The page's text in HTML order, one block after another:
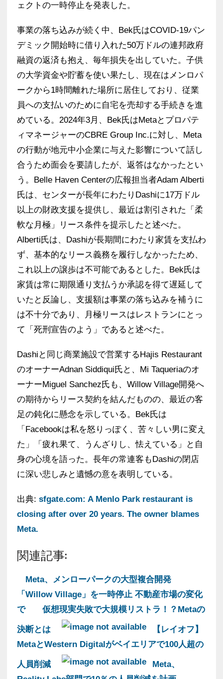
ェクトの一時停止を発表した。
事業の落ち込みが続く中、Bek氏はCOVID-19パン
デミック開始時に借り入れた50万ドルの連邦政府
融資の返済も抱え、毎年損失を出していた。子供
の大学資金や貯蓄を使い果たし、現在はメンロパ
ークから1時間離れた場所に居住しており、従業
員への支払いのために自宅を売却する手続きを進
めている。2024年3月、Bek氏はMetaとプロパテ
ィマネージャーのCBRE Group Inc.に対し、Meta
の行動が地元中小企業に与えた影響について話し
合うため面会を要請したが、返答はなかったとい
う。Belle Haven Centerの広報担当者Adam Alberti
氏は、センターが長年にわたりDashiに17万ドル
以上の財政支援を提供し、最近は割引された「柔
軟な月極」リース条件を提示したと述べた。
Alberti氏は、Dashiが長期間にわたり家賃を支払わ
ず、基本的なリース義務を履行しなかったため、
これ以上の譲歩は不可能であるとした。Bek氏は
家賃は常に期限通り支払うか承認を得て遅延して
いたと反論し、支援額は事業の落ち込みを補うに
は不十分であり、月極リースはレストランにとっ
て「死刑宣告のよう」であると述べた。
Dashiと同じ商業施設で営業するHajis Restaurant
のオーナーAdnan Siddiqui氏と、Mi Taqueriaのオ
ーナーMiguel Sanchez氏も、Willow Village開発へ
の期待からリース契約を結んだものの、最近の客
足の鈍化に懸念を示している。Bek氏は
「Facebookは私を怒りっぽく、苦々しい男に変え
た」「疲れ果て、うんざりし、怯えている」と自
身の心境を語った。長年の常連客もDashiの閉店
に深い悲しみと遺憾の意を表明している。
出典: sfgate.com: A Menlo Park restaurant is
closing after over 20 years. The owner blames
Meta.
関連記事:
Meta、メンローパークの大型複合開発
「Willow Village」を一時停止 不動産市場の変化
で
仮想現実失敗で大規模リストラ！？Metaの
決断とは
【レイオフ】
MetaとWestern Digitalがベイエリアで100人超の
人員削減
Meta、